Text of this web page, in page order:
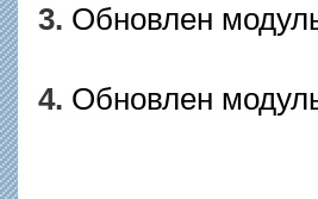
3. Обновлен
4. Обновлен